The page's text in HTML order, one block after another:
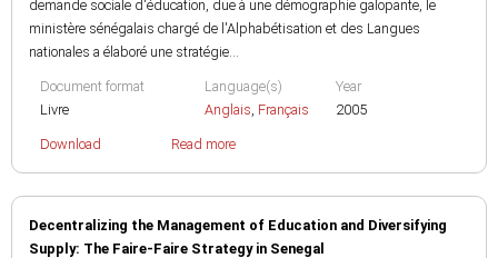
demande sociale d'éducation, due à une démographie galopante, le
ministère sénégalais chargé de l'Alphabétisation et des Langues
nationales a élaboré une stratégie...
Document format
Livre
Language(s)
Anglais, Français
Year
2005
Download Read more
Decentralizing the Management of Education and Diversifying
Supply: The Faire-Faire Strategy in Senegal